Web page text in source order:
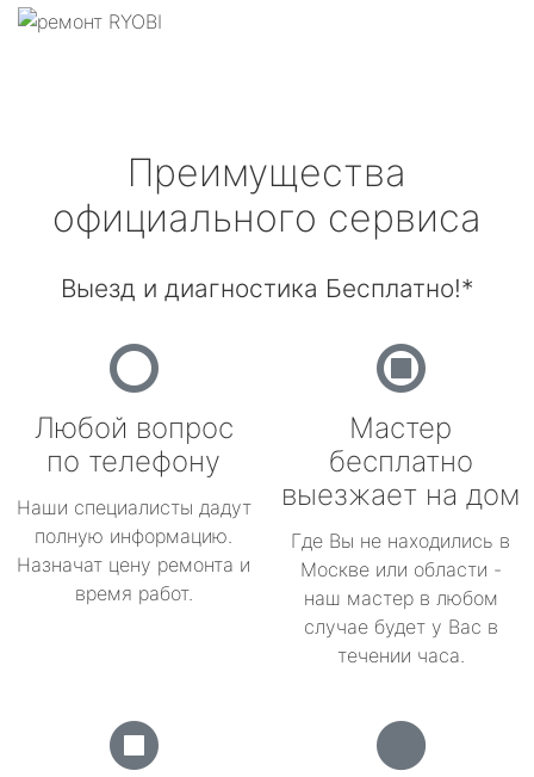
Преимущества
официального сервиса
Выезд и диагностика Бесплатно!*
Любой вопрос
по телефону
Наши специалисты дадут
полную информацию.
Назначат цену ремонта и
время работ.
Мастер
бесплатно
выезжает на дом
Где Вы не находились в
Москве или области -
наш мастер в любом
случае будет у Вас в
течении часа.